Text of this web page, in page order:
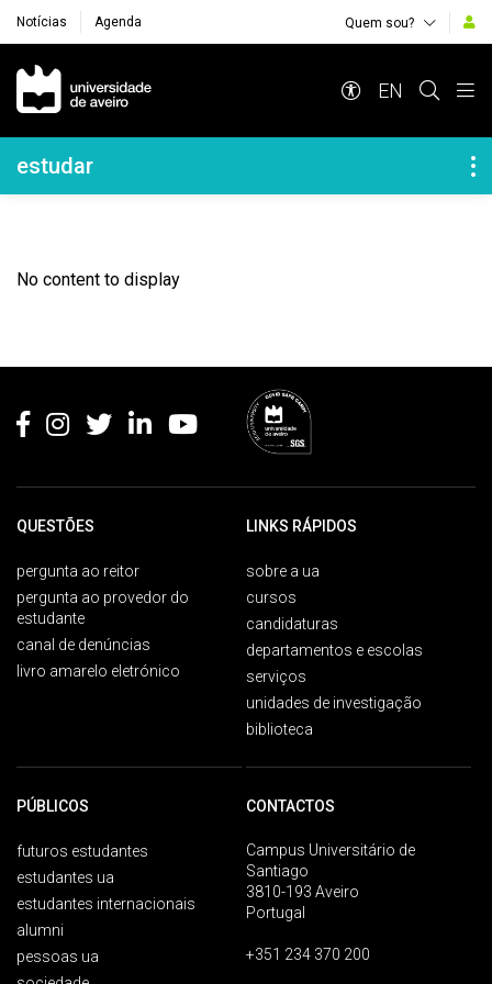
Notícias Agenda Quem sou?
Navegação Principal
EN
Navegação Lateral
estudar
No content to display
QUESTÕES
pergunta ao reitor
pergunta ao provedor do
estudante
canal de denúncias
livro amarelo eletrónico
LINKS RÁPIDOS
sobre a ua
cursos
candidaturas
departamentos e escolas
serviços
unidades de investigação
biblioteca
PÚBLICOS
futuros estudantes
estudantes ua
estudantes internacionais
alumni
pessoas ua
CONTACTOS
Campus Universitário de
Santiago
3810-193 Aveiro
Portugal
+351 234 370 200